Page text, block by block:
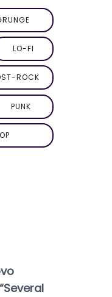
LO-FI
ROCK
PUNK